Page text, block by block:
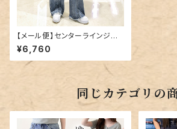
【メール便】センターラインジー
ンズ／pants421
¥6,760
同じカテゴリの